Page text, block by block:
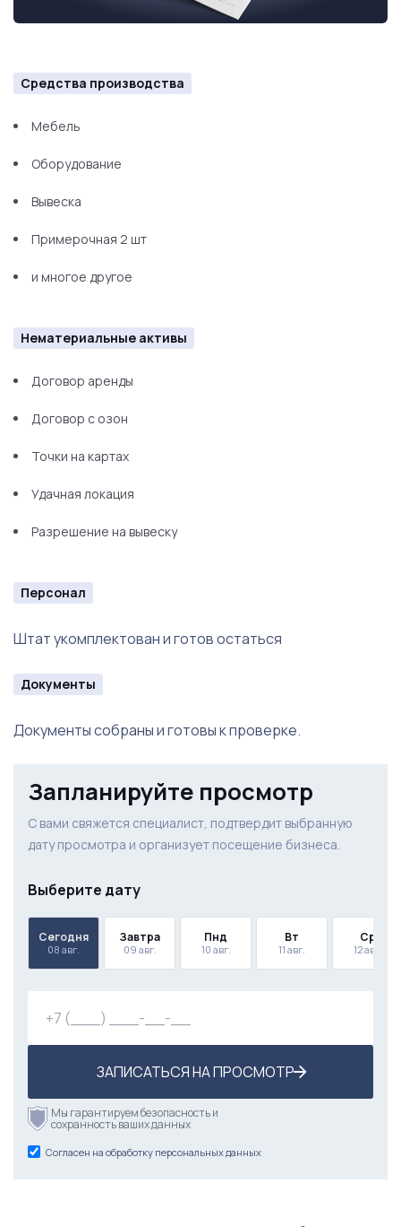
Средства производства
Мебель
Оборудование
Вывеска
Примерочная 2 шт
и многое другое
Нематериальные активы
Договор аренды
Договор с озон
Точки на картах
Удачная локация
Разрешение на вывеску
Персонал
Штат укомплектован и готов остаться
Документы
Документы собраны и готовы к проверке.
Запланируйте просмотр
С вами свяжется специалист, подтвердит выбранную
дату просмотра и организует посещение бизнеса.
Выберите дату
Сегодня
08 авг.
Завтра
09 авг.
Пнд
10 авг.
Вт
11 авг.
Ср
12 авг.
ЗАПИСАТЬСЯ НА ПРОСМОТР
Мы гарантируем безопасность и
сохранность ваших данных
Согласен на обработку персональных данных